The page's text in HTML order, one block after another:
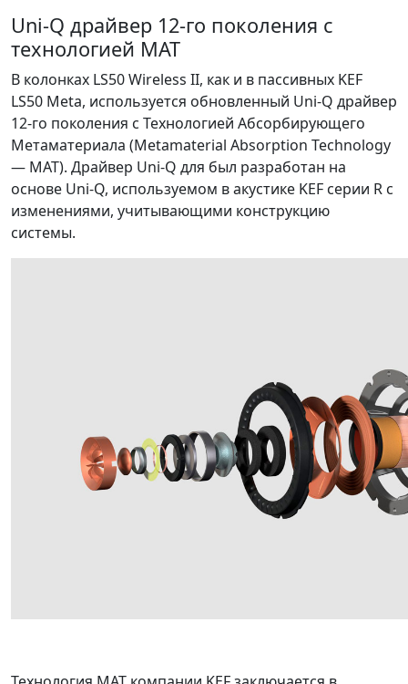
Uni-Q драйвер 12-го поколения с
технологией MAT
В колонках LS50 Wireless II, как и в пассивных KEF
LS50 Meta, используется обновленный Uni-Q драйвер
12-го поколения с Технологией Абсорбирующего
Метаматериала (Metamaterial Absorption Technology
— MAT). Драйвер Uni-Q для был разработан на
основе Uni-Q, используемом в акустике KEF серии R с
изменениями, учитывающими конструкцию
системы.